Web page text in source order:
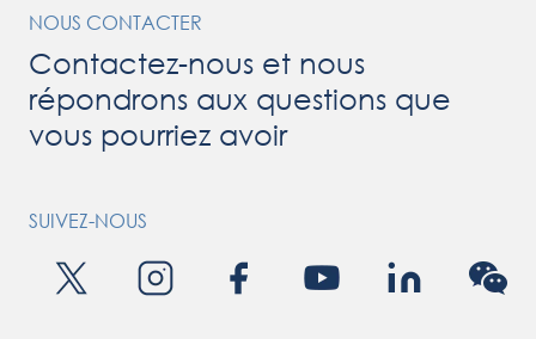
NOUS CONTACTER
Contactez-nous et nous
répondrons aux questions que
vous pourriez avoir
SUIVEZ-NOUS